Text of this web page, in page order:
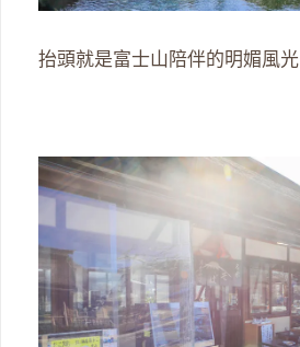
抬頭就是富士山陪伴的明媚風光